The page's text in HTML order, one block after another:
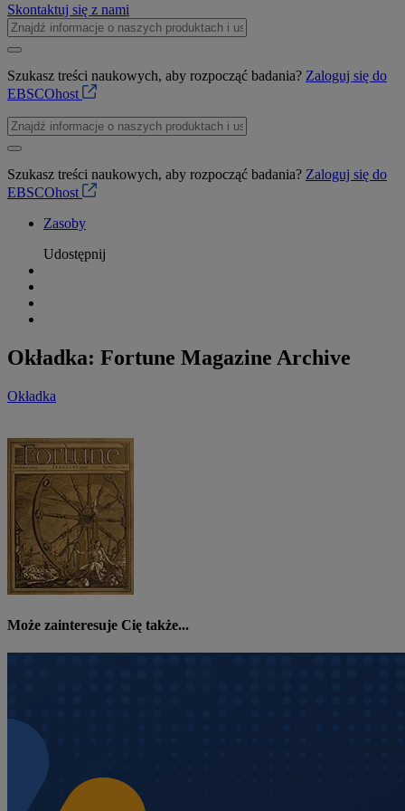
Skontaktuj się z nami
Szukasz treści naukowych, aby rozpocząć badania? Zaloguj się do
EBSCOhost
Szukasz treści naukowych, aby rozpocząć badania? Zaloguj się do
EBSCOhost
Zasoby
Udostępnij
Okładka: Fortune Magazine Archive
Okładka
Może zainteresuje Cię także...